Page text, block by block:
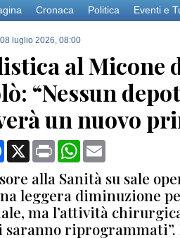
Cronaca Politica Eventi e
08 luglio 2026, 08:00
al Micone
“Nessun
un nuovo
Facebook
X Print WhatsApp
alla Sanità su sale
leggera diminuzione
ma l’attività
saranno